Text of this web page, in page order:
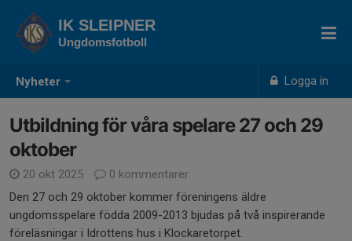
Nyheter Logga in
IK SLEIPNER
Ungdomsfotboll
Utbildning för våra spelare 27 och 29
oktober
20 okt 2025
0 kommentarer
Den 27 och 29 oktober kommer föreningens äldre
ungdomsspelare födda 2009-2013 bjudas på två inspirerande
föreläsningar i Idrottens hus i Klockaretorpet.